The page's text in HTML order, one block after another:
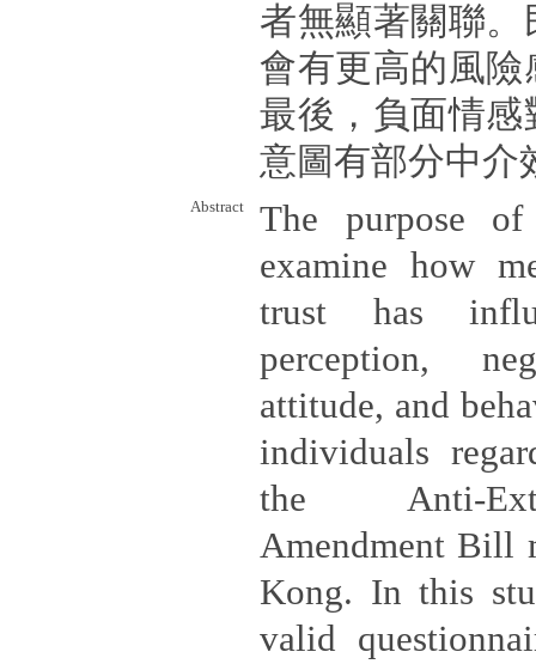
者無顯著關聯
會有更高的風
最後，負面情
意圖有部分中介
Abstract
The purpose
examine how
trust has
perception,
attitude, and
individuals
the Anti-
Amendment Bill
Kong. In this
valid